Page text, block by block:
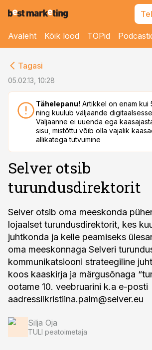
Avaleht Kõik lood TOPid
Tagasi
05.02.13, 10:28
Tähelepanu! Artikkel on enam kui
ning kuulub väljaande
Väljaanne ei uuenda ega
sisu, mistõttu võib olla vajalik
allikatega tutvumine
Selver otsib
turundusdirektorit
Selver otsib oma meeskonda
lojaalset turundusdirektorit, kes
juhtkonda ja kelle peamiseks
oma meeskonnaga Selveri
kommunikatsiooni strateegiline
koos kaaskirja ja märgusõnaga
ootame 10. veebruarini k.a e-posti
aadressilkristiina.palm@selver.eu
Silja Oja
TULI peatoimetaja